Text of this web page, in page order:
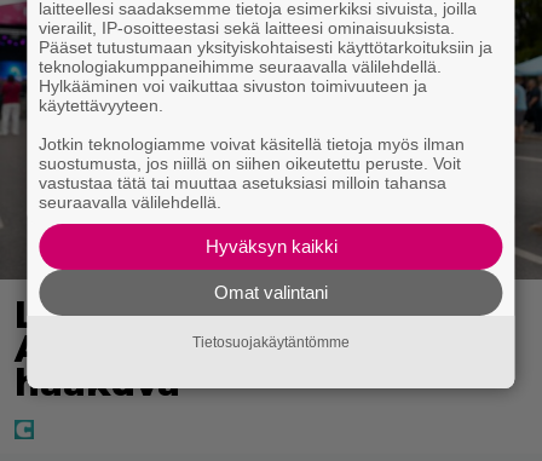
Laulaja Aki Samuli on nyt
Aki Kirvesniemi – tässä
hääkuva
laitteellesi saadaksemme tietoja esimerkiksi sivuista, joilla
vierailit, IP-osoitteestasi sekä laitteesi ominaisuuksista.
Pääset tutustumaan yksityiskohtaisesti käyttötarkoituksiin ja
teknologiakumppaneihimme seuraavalla välilehdellä.
Hylkääminen voi vaikuttaa sivuston toimivuuteen ja
käytettävyyteen.
Jotkin teknologiamme voivat käsitellä tietoja myös ilman
suostumusta, jos niillä on siihen oikeutettu peruste. Voit
vastustaa tätä tai muuttaa asetuksiasi milloin tahansa
seuraavalla välilehdellä.
Hyväksyn kaikki
Omat valintani
Tietosuojakäytäntömme